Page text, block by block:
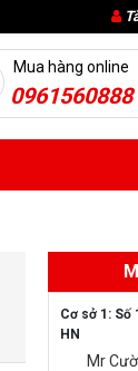
Mua hàng online
0961560888
Cơ sở 1: Số
HN
Mr